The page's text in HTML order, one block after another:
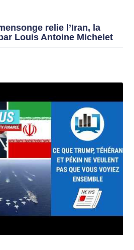
relie l’Iran, la
Louis Antoine Michelet